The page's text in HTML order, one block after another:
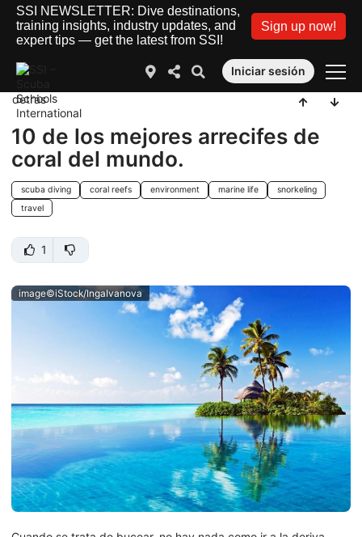
SSI NEWSLETTER: Dive destinations,
training insights, industry updates, and
expert tips — get the latest from SSI!
Sign up now!
Iniciar sesión
detrás
10 de los mejores arrecifes de
coral del mundo.
scuba diving coral reefs environment marine life
snorkeling
travel
1
image©iStock/IngaIvanova